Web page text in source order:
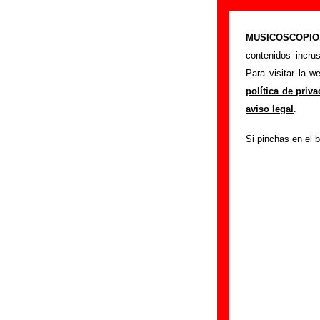
contenidos
Para visitar la
política de
aviso legal .
Si pinchas en el
Siniestro
Portada >Siniestro
Si tienes
siguiente
colaboración.
Nombre: